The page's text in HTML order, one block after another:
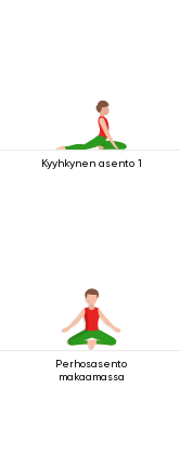
Kyyhkynen asento 1
Perhosasento
makaamassa